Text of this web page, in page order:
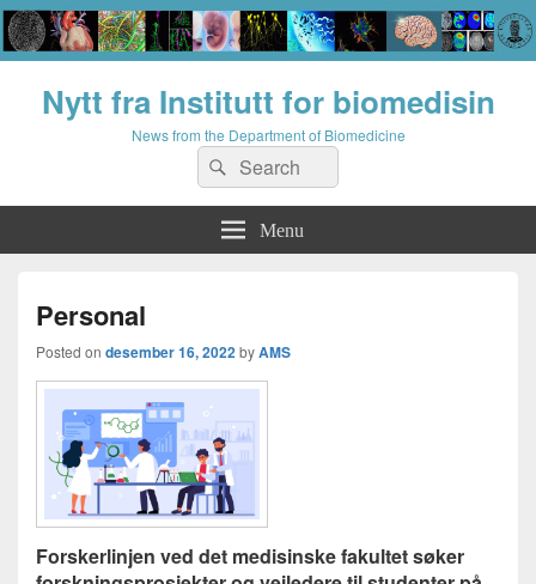
Nytt fra Institutt for biomedisin
News from the Department of Biomedicine
Search
for:
Search
Menu
Personal
Posted on desember 16, 2022byAMS
Forskerlinjen ved det medisinske fakultet søker